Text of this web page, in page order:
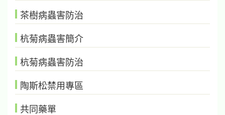
茶樹病蟲害防治
杭菊病蟲害簡介
杭菊病蟲害防治
陶斯松禁用專區
共同藥單